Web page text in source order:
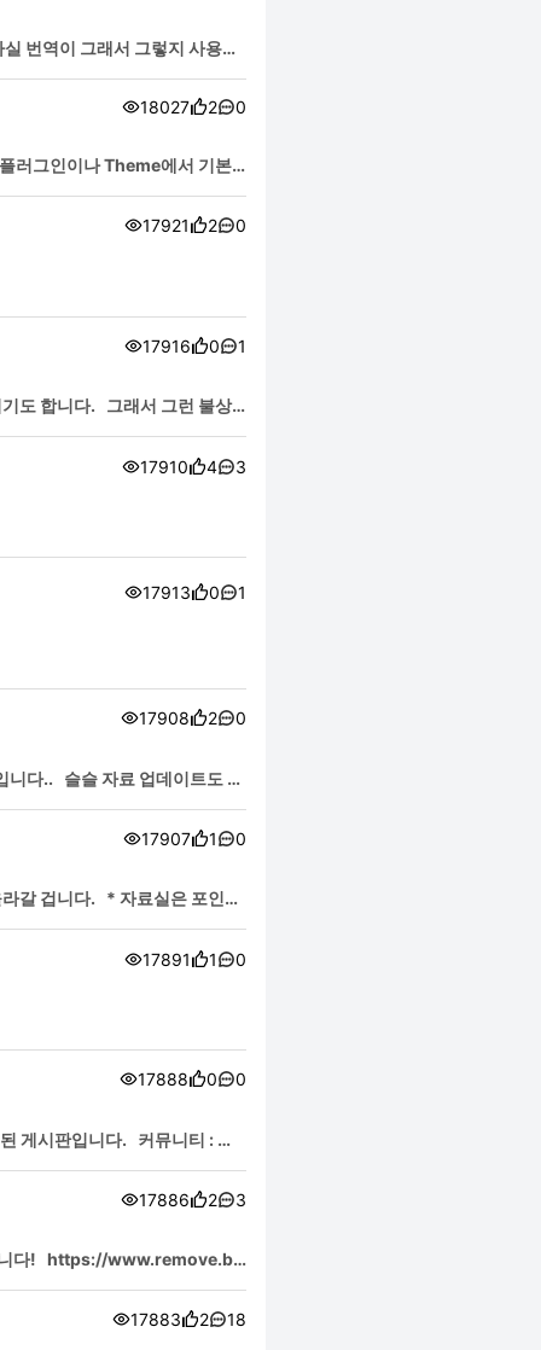
번역이 그래서 그렇지 사용자
18027 2 0
17921 2 0
17916 0 1
도 합니다. 그래서 그런 불상
17910 4 3
17913 0 1
17908 2 0
니다.. 슬슬 자료 업데이트도 하
17907 1 0
갈 겁니다. * 자료실은 포인트
17891 1 0
17888 0 0
게시판입니다. 커뮤니티 : 커
17886 2 3
니다! https://www.remove.b
17883 2 18